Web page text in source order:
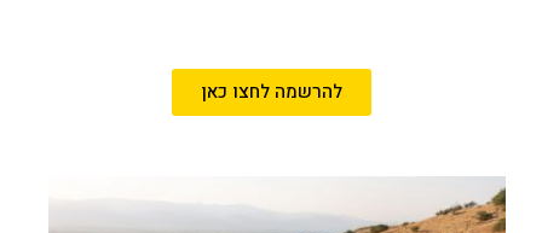
להרשמה לחצו כאן